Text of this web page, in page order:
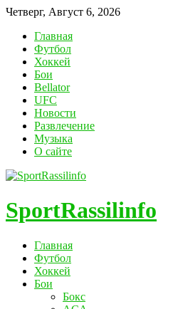
Четверг, Август 6, 2026
Главная
Футбол
Хоккей
Бои
Bellator
UFC
Новости
Развлечение
Музыка
О сайте
SportRassilinfo
Главная
Футбол
Хоккей
Бои
Бокс